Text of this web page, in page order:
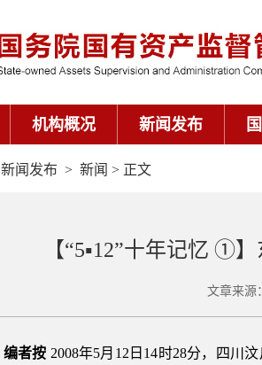
机构概况 新闻发布
新闻发布 > 新闻 > 正文
【“5▪12”十年记忆 ①
文章来
编者按 2008年5月12日14时28分，四川